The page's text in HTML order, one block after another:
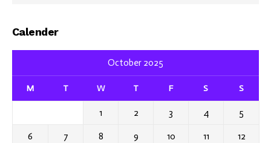
Calender
October 2025
M T W T F S S
1 2 3 4 5
6 7 8 9 10 11 12